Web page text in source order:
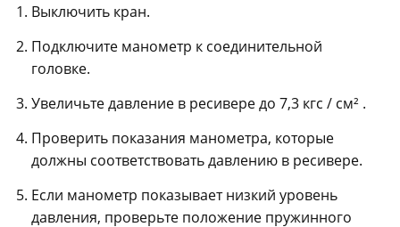
Выключить кран.
Подключите манометр к соединительной
головке.
Увеличьте давление в ресивере до 7,3 кгс / см² .
Проверить показания манометра, которые
должны соответствовать давлению в ресивере.
Если манометр показывает низкий уровень
давления, проверьте положение пружинного